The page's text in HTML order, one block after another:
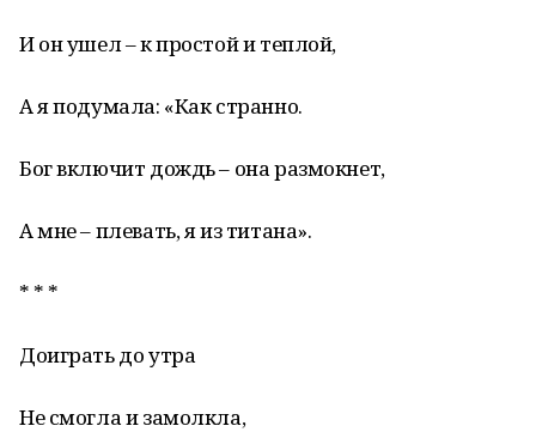
И он ушел – к простой и теплой,
А я подумала: «Как странно.
Бог включит дождь – она размокнет,
А мне – плевать, я из титана».
* * *
Доиграть до утра
Не смогла и замолкла,